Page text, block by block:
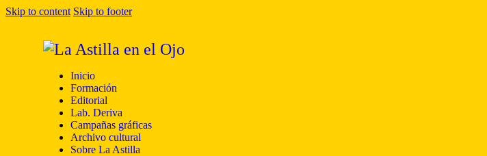
Skip to content Skip to footer
Inicio
Formación
Editorial
Lab. Deriva
Campañas gráficas
Archivo cultural
Sobre La Astilla